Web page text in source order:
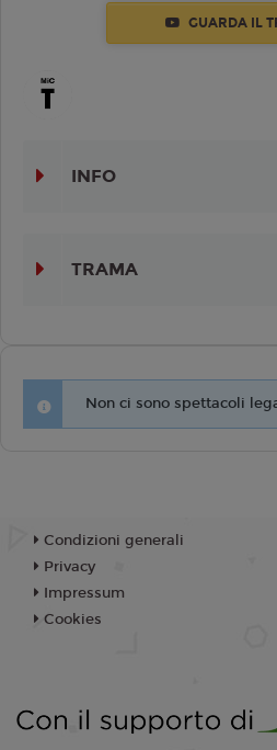
GUARDA IL
INFO
TRAMA
Non ci sono spettacoli
Condizioni generali
Privacy
Impressum
Cookies